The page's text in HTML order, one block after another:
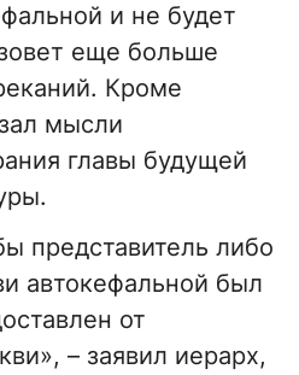
и не будет
еще больше
Кроме
мысли
главы будущей
представитель либо
автокефальной был
от
– заявил иерарх,